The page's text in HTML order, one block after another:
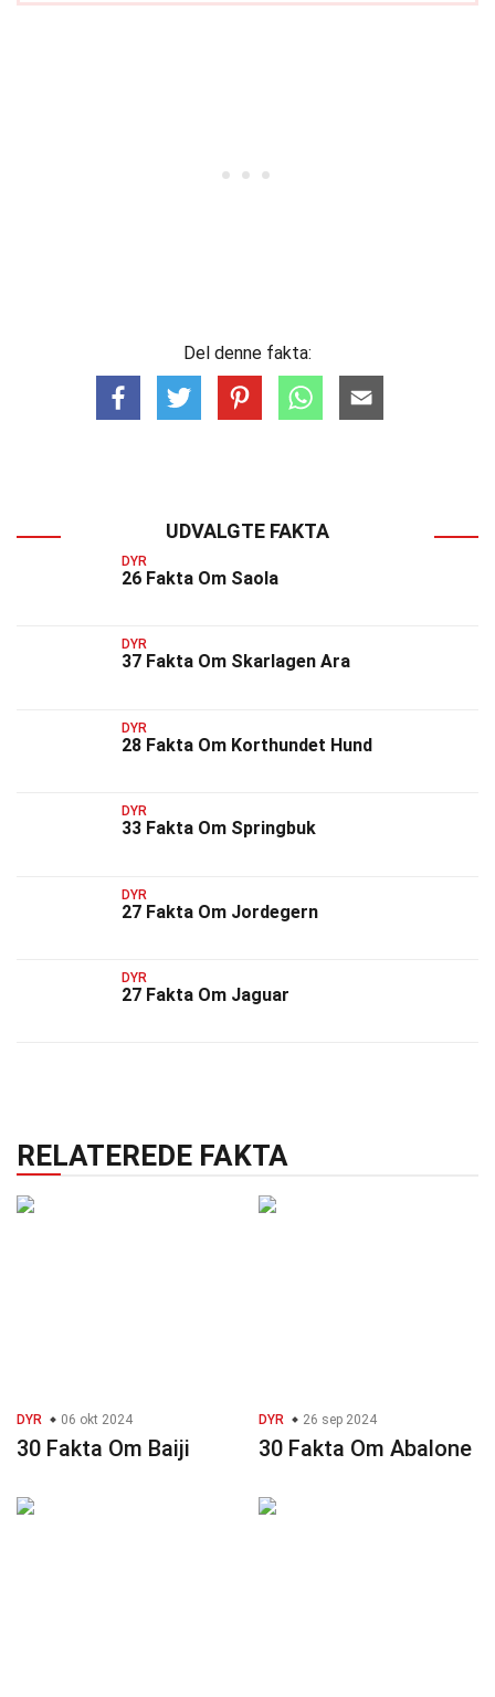
Del denne fakta:
UDVALGTE FAKTA
DYR
26 Fakta Om Saola
DYR
37 Fakta Om Skarlagen Ara
DYR
28 Fakta Om Korthundet Hund
DYR
33 Fakta Om Springbuk
DYR
27 Fakta Om Jordegern
DYR
27 Fakta Om Jaguar
RELATEREDE FAKTA
DYR 06 okt 2024
30 Fakta Om Baiji
DYR 26 sep 2024
30 Fakta Om Abalone